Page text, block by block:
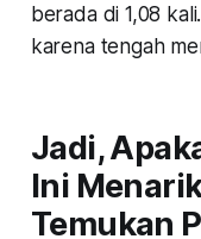
berada di 1,08
karena tengah
Jadi,
Ini
Temukan